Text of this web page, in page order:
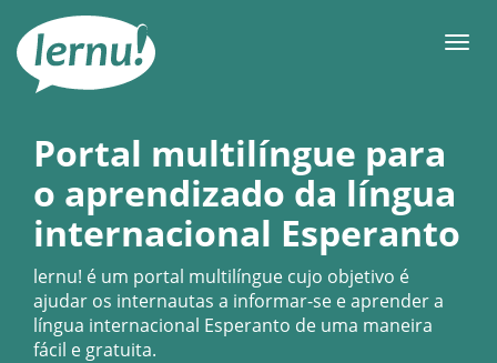
conteúdo
Portal multilíngue para
o aprendizado da língua
internacional Esperanto
lernu! é um portal multilíngue cujo objetivo é
ajudar os internautas a informar-se e aprender a
língua internacional Esperanto de uma maneira
fácil e gratuita.